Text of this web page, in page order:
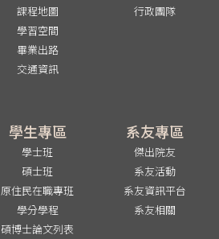
課程地圖
學習空間
畢業出路
交通資訊
行政團隊
學生專區
學士班
碩士班
原住民在職專班
學分學程
碩博士論文列表
系友專區
傑出院友
系友活動
系友資訊平台
系友相關